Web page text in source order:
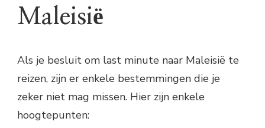
Maleisië
Als je besluit om last minute naar Maleisië te
reizen, zijn er enkele bestemmingen die je
zeker niet mag missen. Hier zijn enkele
hoogtepunten: